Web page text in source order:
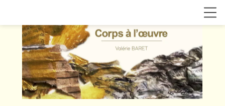
location_on